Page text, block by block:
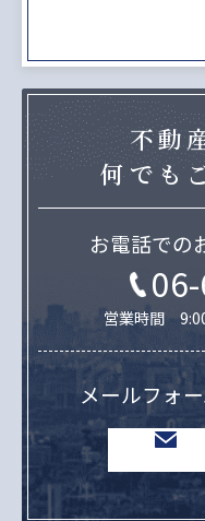
不動
何でも
お電話での
営業時間
メールフォ